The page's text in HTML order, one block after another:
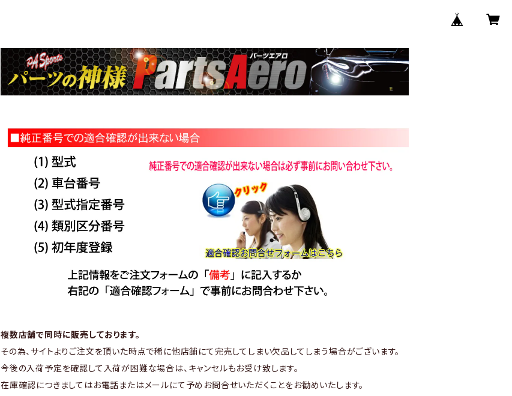
複数店舗で同時に販売しております。
その為、サイトよりご注文を頂いた時点で稀に他店舗にて完売してしまい欠品してしまう場合がございます。
今後の入荷予定を確認して入荷が困難な場合は、キャンセルもお受け致します。
在庫確認につきましてはお電話またはメールにて予めお問合せいただくことをお勧めいたします。